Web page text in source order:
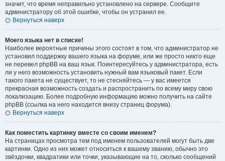
значит, что время неправильно установлено на сервере. Сообщите
администратору об этой ошибке, чтобы он устранил ее.
Вернуться наверх
Моего языка нет в списке!
Наиболее вероятные причины этого состоят в том, что администратор не
установил поддержку вашего языка на форуме, или же просто никто еще
не перевел phpBB на ваш язык. Поинтересуйтесь у администратора, есть
ли у него возможность установить нужный вам языковый пакет. Если
такого пакета не существует, то не стесняйтесь — у вас имеется
прекрасная возможность создать и распространить по всему миру свою
локализацию. Более подробную информацию можно получить на сайте
phpBB (ссылка на него находится внизу страниц форума).
Вернуться наверх
Как поместить картинку вместе со своим именем?
На страницах просмотра тем под именем пользователей могут быть две
картинки. Одно из них может относиться к вашему званию, обычно это
звёздочки, квадратики или точки, указывающие на то, сколько сообщений